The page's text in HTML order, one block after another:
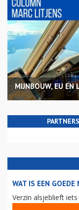
MIJNBOUW, EU EN
WAT IS EEN GOEDE
Verzin alsjeblieft